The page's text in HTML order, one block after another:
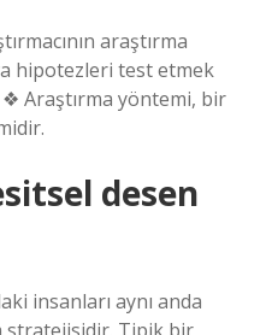
araştırma
hipotezleri test etmek
Araştırma yöntemi, bir
desen
insanları aynı anda